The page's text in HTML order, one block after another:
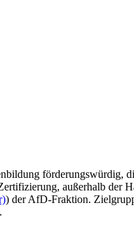
förderungswürdig,
außerhalb der
) der AfD-Fraktion.